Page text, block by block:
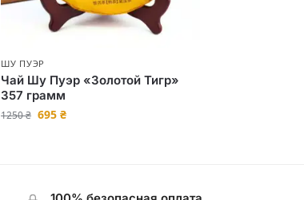
ШУ ПУЭР
Чай Шу Пуэр «Золотой Тигр»
357 грамм
1250₴ 695₴